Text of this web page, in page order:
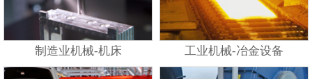
制造业机械-机床 工业机械-冶金设备